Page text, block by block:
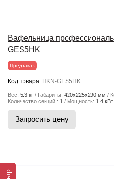
Вафельница
GES5HK
Предзаказ
Код товара: HKN-GES5HK
Вес: 5.3 кг Габариты: 420x225x290 мм
Количество секций : 1 Мощность: 1.4 кВт
Запросить цену